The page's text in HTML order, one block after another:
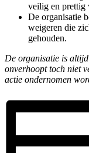
veilig en prettig
De organisatie
weigeren die
gehouden.
De organisatie is
onverhoopt toch niet
actie ondernomen